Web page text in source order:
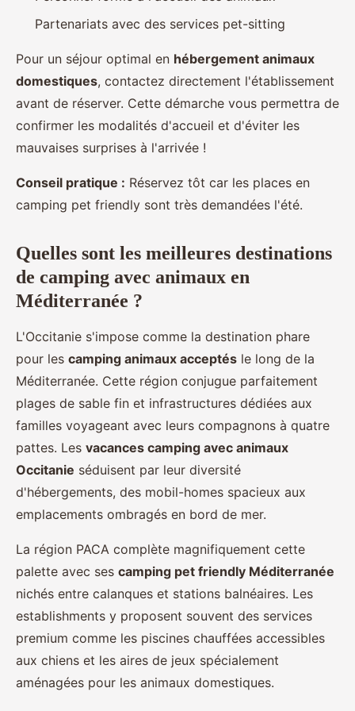
Partenariats avec des services pet-sitting
Pour un séjour optimal en hébergement animaux
domestiques, contactez directement l'établissement
avant de réserver. Cette démarche vous permettra de
confirmer les modalités d'accueil et d'éviter les
mauvaises surprises à l'arrivée !
Conseil pratique : Réservez tôt car les places en
camping pet friendly sont très demandées l'été.
Quelles sont les meilleures destinations
de camping avec animaux en
Méditerranée ?
L'Occitanie s'impose comme la destination phare
pour les camping animaux acceptés le long de la
Méditerranée. Cette région conjugue parfaitement
plages de sable fin et infrastructures dédiées aux
familles voyageant avec leurs compagnons à quatre
pattes. Les vacances camping avec animaux
Occitanie séduisent par leur diversité
d'hébergements, des mobil-homes spacieux aux
emplacements ombragés en bord de mer.
La région PACA complète magnifiquement cette
palette avec ses camping pet friendly Méditerranée
nichés entre calanques et stations balnéaires. Les
establishments y proposent souvent des services
premium comme les piscines chauffées accessibles
aux chiens et les aires de jeux spécialement
aménagées pour les animaux domestiques.